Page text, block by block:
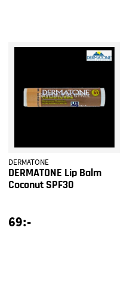
DERMATONE
DERMATONE Lip Balm
Coconut SPF30
69:-